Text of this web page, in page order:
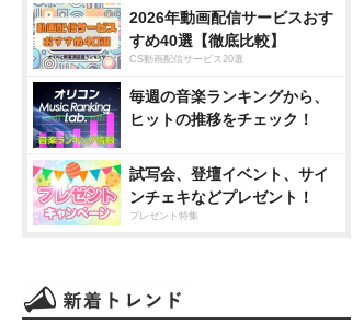
2026年動画配信サービスおす
すめ40選【徹底比較】
CS動画配信サービス20選
毎週の音楽ランキングから、
ヒットの推移をチェック！
試写会、登壇イベント、サイ
ンチェキなどプレゼント！
プレゼント特集